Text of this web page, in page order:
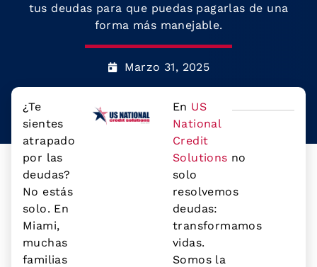
tus deudas para que puedas pagarlas de una
forma más manejable.
Marzo 31, 2025
¿Te
sientes
atrapado
por las
deudas?
No estás
solo. En
Miami,
muchas
familias
En US
National
Credit
Solutions no
solo
resolvemos
deudas:
transformamos
vidas.
Somos la